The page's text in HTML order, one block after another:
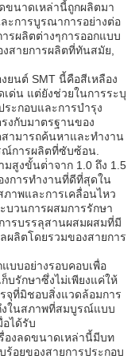
ขนาดเหล่านี้ถูกผลิตมา
ะการบูรณาการอย่างต่อ
รผลิตต่างๆการออกแบบ
สายการผลิตที่ทันสมัย,
ยนต์ SMT นี้คือสีเหลือง
ด่น แต่ยังช่วยในการระบุ
ระกอบและการบํารุง
รงกับมาตรฐานของ
ามารถค้นหาและทํางาน
ณ์การผลิตที่ซับซ้อน.
มสูงขั้นต่ําจาก 1.0 ถึง 1.5
การทํางานที่ดีที่สุดใน
ภาพและการเคลื่อนไหว
บวนการผสมการรักษา
ารบรรลุสานผสมผสมที่มี
ลิตโดยรวมของสายการ
บบอย่างรอบคอบเพื่อ
บรักษาซึ่งไม่เพียงแค่ให้
จุที่มิชอบสิ่งแวดล้อมการ
งในสภาพที่สมบูรณ์แบบ
ได้รับ
องลดขนาดเหล่านี้มีบท
ร้อยของสายการประกอบ